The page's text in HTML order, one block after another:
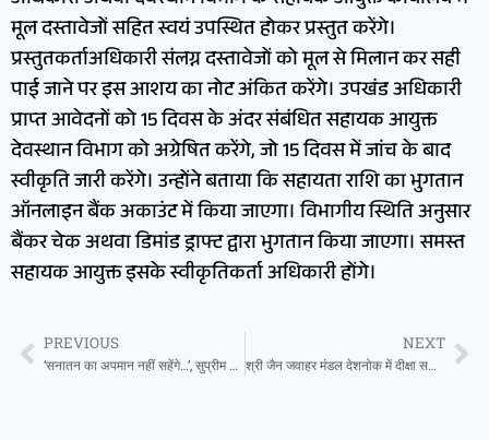
मूल दस्तावेजों सहित स्वयं उपस्थित होकर प्रस्तुत करेंगे।
प्रस्तुतकर्ताअधिकारी संलग्न दस्तावेजों को मूल से मिलान कर सही
पाई जाने पर इस आशय का नोट अंकित करेंगे। उपखंड अधिकारी
प्राप्त आवेदनों को 15 दिवस के अंदर संबंधित सहायक आयुक्त
देवस्थान विभाग को अग्रेषित करेंगे, जो 15 दिवस में जांच के बाद
स्वीकृति जारी करेंगे। उन्होंने बताया कि सहायता राशि का भुगतान
ऑनलाइन बैंक अकाउंट में किया जाएगा। विभागीय स्थिति अनुसार
बैंकर चेक अथवा डिमांड ड्राफ्ट द्वारा भुगतान किया जाएगा। समस्त
सहायक आयुक्त इसके स्वीकृतिकर्ता अधिकारी होंगे।
PREVIOUS
‘सनातन का अपमान नहीं सहेंगे…’, सुप्रीम कोर्ट में सुनवाई के दौरान चीफ जस्टिस गवई पर जूता फेंकने की ‌कोशिश, CJI ने घटना पर क्या कहा?
NEXT
श्री जैन जवाहर मंडल देशनोक में दीक्षा समारोह, मुमुक्षु वंदना ने ग्रहण की दीक्षा